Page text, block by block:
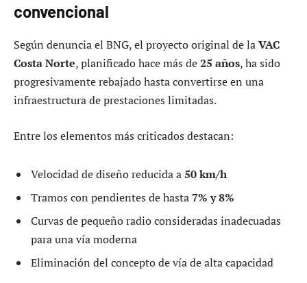
convencional
Según denuncia el BNG, el proyecto original de laVAC
Costa Norte, planificado hace más de25 años, ha sido
progresivamente rebajado hasta convertirse en una
infraestructura de prestaciones limitadas.
Entre los elementos más criticados destacan:
Velocidad de diseño reducida a50 km/h
Tramos con pendientes de hasta7% y 8%
Curvas de pequeño radio consideradas inadecuadas
para una vía moderna
Eliminación del concepto de vía de alta capacidad